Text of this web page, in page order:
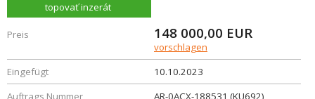
topovať inzerát
Preis 148 000,00 EUR
vorschlagen
Eingefügt
10.10.2023
Auftrags Nummer
AR-0ACX-188531 (KU692)